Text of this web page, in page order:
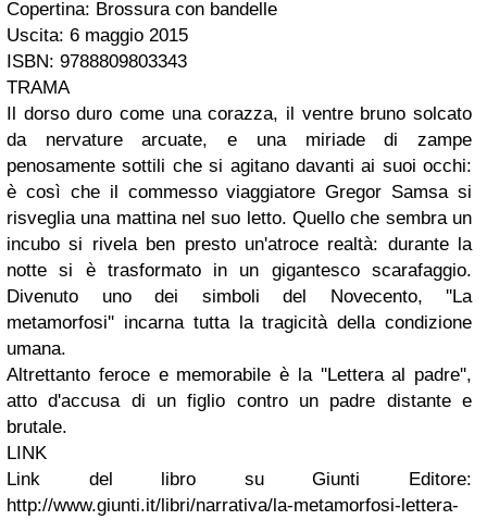
Copertina: Brossura con bandelle
Uscita: 6 maggio 2015
ISBN: 9788809803343
TRAMA
Il dorso duro come una corazza, il ventre bruno solcato
da nervature arcuate, e una miriade di zampe
penosamente sottili che si agitano davanti ai suoi occhi:
è così che il commesso viaggiatore Gregor Samsa si
risveglia una mattina nel suo letto. Quello che sembra un
incubo si rivela ben presto un'atroce realtà: durante la
notte si è trasformato in un gigantesco scarafaggio.
Divenuto uno dei simboli del Novecento, ''La
metamorfosi'' incarna tutta la tragicità della condizione
umana.
Altrettanto feroce e memorabile è la ''Lettera al padre'',
atto d'accusa di un figlio contro un padre distante e
brutale.
LINK
Link del libro su Giunti Editore:
http://www.giunti.it/libri/narrativa/la-metamorfosi-lettera-